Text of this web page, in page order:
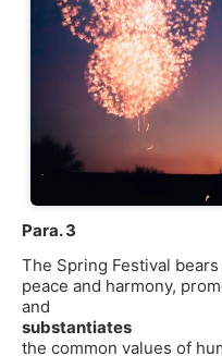
Para. 3
The Spring Festival
peace and harmony,
and
substantiates
the common values of